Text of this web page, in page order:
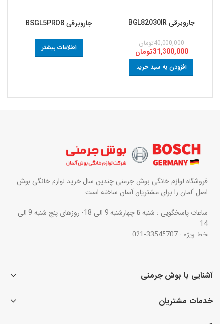
جاروبرقی BGL82030IR
40,000,000تومان
31,300,000تومان
افزودن به سبد خرید
جاروبرقی BSGL5PRO8
اطلاعات بیشتر
فروشگاه لوازم خانگی بوش جرمنی چندین سال خرید لوازم خانگی بوش
اصل آلمان را برای مشتریان آسان ساخته است.
ساعات پاسخگویی : شنبه تا چهارشنبه 9 الی 18- روزهای پنج شنبه 9 الی
14
خط ویژه : 33545707-021
آشنایی با بوش جرمنی
خدمات مشتریان